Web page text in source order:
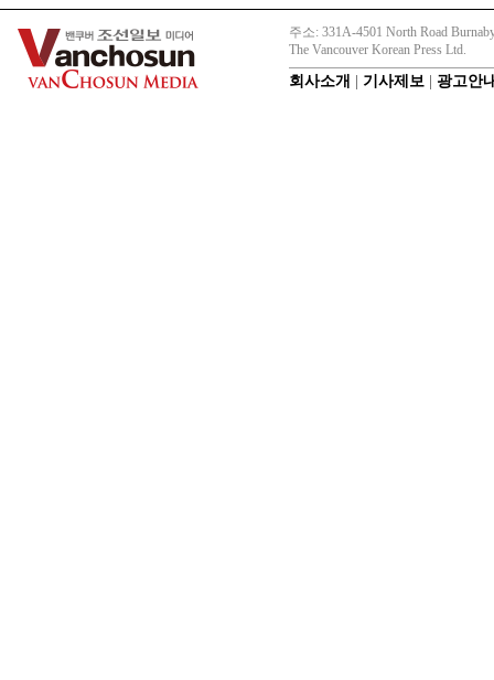
주소: 331A-4501 North Road
The Vancouver Korean Press Ltd.
회사소개 기사제보 광고안